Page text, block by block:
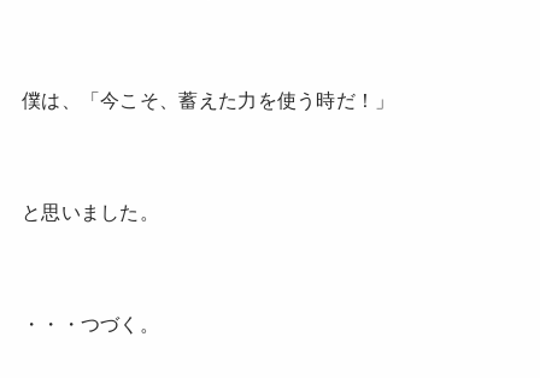
僕は、「今こそ、蓄えた力を使う時だ！」
と思いました。
・・・つづく。